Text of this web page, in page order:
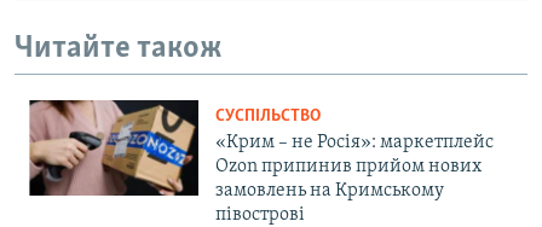
Читайте також
СУСПІЛЬСТВО
«Крим – не Росія»: маркетплейс
Ozon припинив прийом нових
замовлень на Кримському
півострові